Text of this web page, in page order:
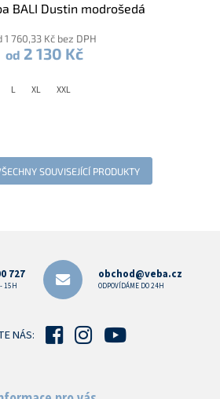
BALI Dustin modrošedá
1 760,33 Kč bez DPH
od 2 130 Kč
L XL XXL
SOUVISEJÍCÍ PRODUKTY
727
15H
obchod@veba.cz
ODPOVÍDÁME DO 24H
NÁS: